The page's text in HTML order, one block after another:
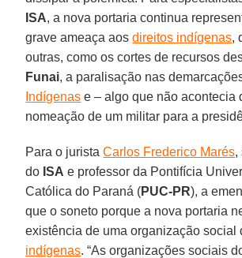
ISA, a nova portaria continua
grave ameaça aosdireitos indígenas,
outras, como os cortes de recursos
Funai, a paralisação nas
Indígenas e – algo que não acontecia
nomeação de um militar para a
Para o juristaCarlos Frederico Marés,
do ISA e professor da Pontifícia
Católica do Paraná (PUC-PR), a
que o soneto porque a nova portaria
existência de uma organização social
indígenas. “As organizações sociais